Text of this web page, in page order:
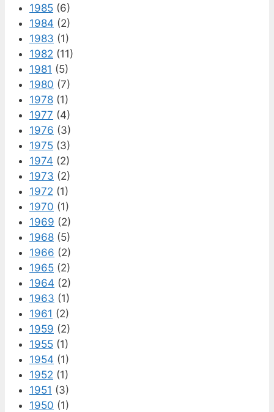
1985 (6)
1984 (2)
1983 (1)
1982 (11)
1981 (5)
1980 (7)
1978 (1)
1977 (4)
1976 (3)
1975 (3)
1974 (2)
1973 (2)
1972 (1)
1970 (1)
1969 (2)
1968 (5)
1966 (2)
1965 (2)
1964 (2)
1963 (1)
1961 (2)
1959 (2)
1955 (1)
1954 (1)
1952 (1)
1951 (3)
1950 (1)